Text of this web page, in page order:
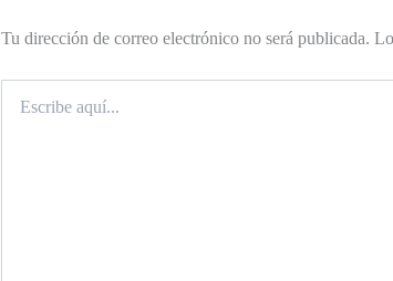
Tu dirección de correo electrónico no será publicada.
aquí...